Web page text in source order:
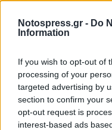
Notospress.gr - Do
Information
If you wish to opt-out of
processing of your
targeted advertising by
section to confirm your
opt-out request is
interest-based ads